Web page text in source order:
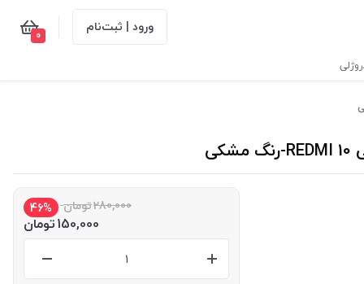
ورود | ثبت‌نام 0
280,000تومان 46%
150,000تومان